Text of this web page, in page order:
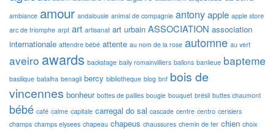
ambiance amour andalousie animal de compagnie antonyapple apple store
arc de triomphe arpt art artisanat art urbain ASSOCIATION association
internationale attendre bébé attente au nom de la rose automne au vert
aveiro awards backstage baily romainvilliers ballons banlieue bapteme
basilique batalha benagil bercy bibliotheque blog bnf bois de
vincennes bonheur bottes de pailles bougie bouquet brésil buttes chaumont
bébé café calme capitale carregal do sal cascade centre centro cerisiers
champs champs elysees chapeau chapeus chaussures chemin de fer chien choix